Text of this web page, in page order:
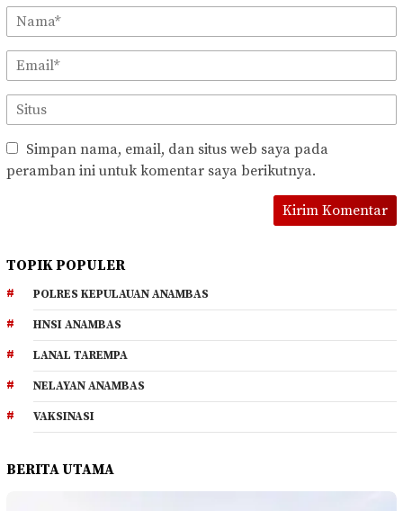
Simpan nama, email, dan situs web saya pada
peramban ini untuk komentar saya berikutnya.
TOPIK POPULER
POLRES KEPULAUAN ANAMBAS
HNSI ANAMBAS
LANAL TAREMPA
NELAYAN ANAMBAS
VAKSINASI
BERITA UTAMA